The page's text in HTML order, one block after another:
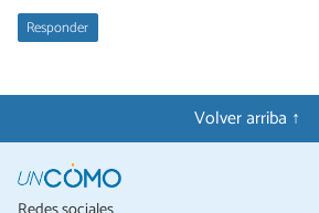
Responder
Volver arriba ↑